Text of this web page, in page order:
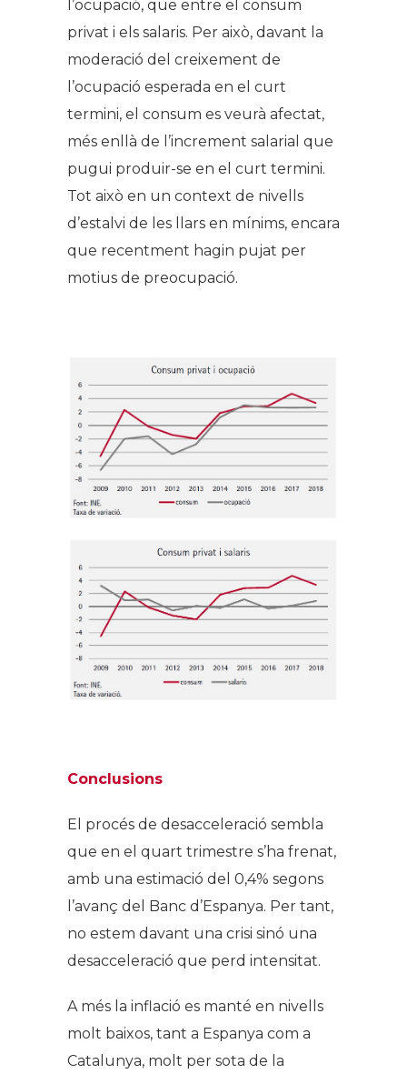
l’ocupació, que entre el consum
privat i els salaris. Per això, davant la
moderació del creixement de
l’ocupació esperada en el curt
termini, el consum es veurà afectat,
més enllà de l’increment salarial que
pugui produir-se en el curt termini.
Tot això en un context de nivells
d’estalvi de les llars en mínims, encara
que recentment hagin pujat per
motius de preocupació.
Conclusions
El procés de desacceleració sembla
que en el quart trimestre s’ha frenat,
amb una estimació del 0,4% segons
l’avanç del Banc d’Espanya. Per tant,
no estem davant una crisi sinó una
desacceleració que perd intensitat.
A més la inflació es manté en nivells
molt baixos, tant a Espanya com a
Catalunya, molt per sota de la